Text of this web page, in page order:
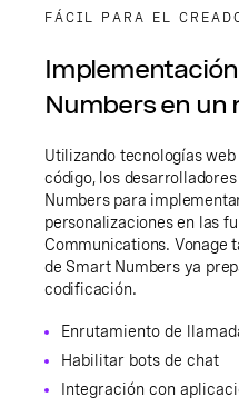
FÁCIL PARA EL
Numbers en un
Utilizando tecnologías
código, los
Numbers para
personalizaciones en las
Communications. Vonage
de Smart Numbers ya
codificación.
Enrutamiento de
Habilitar bots de chat
Integración con